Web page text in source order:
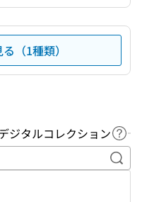
（1種類）
ジタルコレクション ヘ
キ